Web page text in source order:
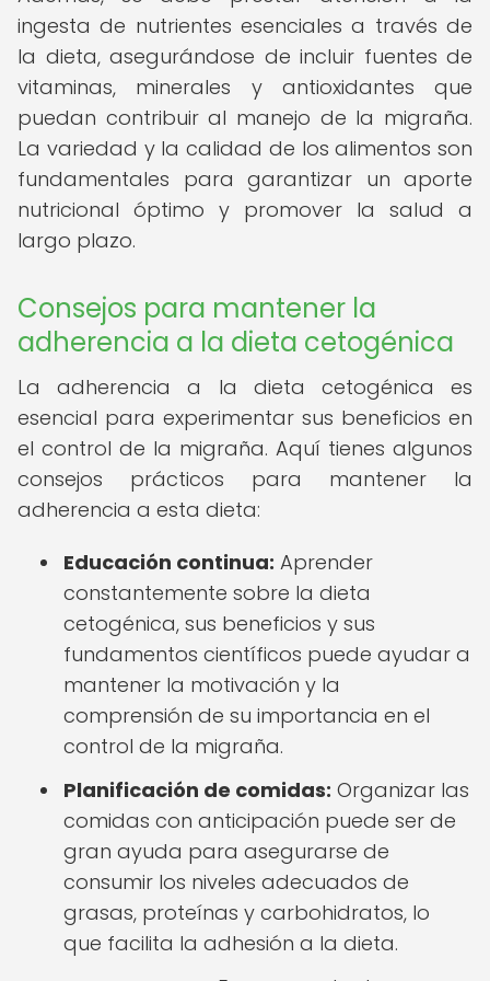
ingesta de nutrientes esenciales a través de
la dieta, asegurándose de incluir fuentes de
vitaminas, minerales y antioxidantes que
puedan contribuir al manejo de la migraña.
La variedad y la calidad de los alimentos son
fundamentales para garantizar un aporte
nutricional óptimo y promover la salud a
largo plazo.
Consejos para mantener la
adherencia a la dieta cetogénica
La adherencia a la dieta cetogénica es
esencial para experimentar sus beneficios en
el control de la migraña. Aquí tienes algunos
consejos prácticos para mantener la
adherencia a esta dieta:
Educación continua: Aprender
constantemente sobre la dieta
cetogénica, sus beneficios y sus
fundamentos científicos puede ayudar a
mantener la motivación y la
comprensión de su importancia en el
control de la migraña.
Planificación de comidas: Organizar las
comidas con anticipación puede ser de
gran ayuda para asegurarse de
consumir los niveles adecuados de
grasas, proteínas y carbohidratos, lo
que facilita la adhesión a la dieta.